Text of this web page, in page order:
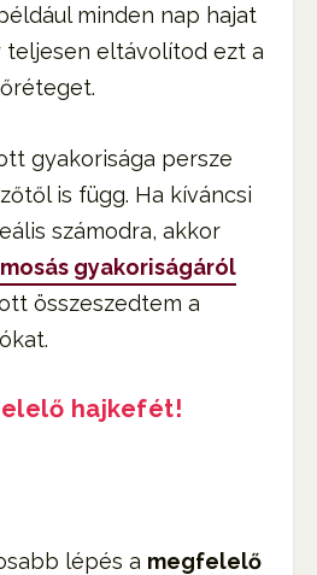
minden nap hajat
teljesen eltávolítod ezt a
gyakorisága persze
is függ. Ha kíváncsi
számodra, akkor
gyakoriságáról
összeszedtem a
hajkefét!
lépés a megfelelő